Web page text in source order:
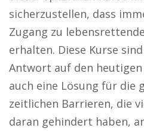
sicherzustellen, dass
Zugang zu
erhalten. Diese Kurse
Antwort auf den
auch eine Lösung für die
zeitlichen Barrieren, die
daran gehindert haben,